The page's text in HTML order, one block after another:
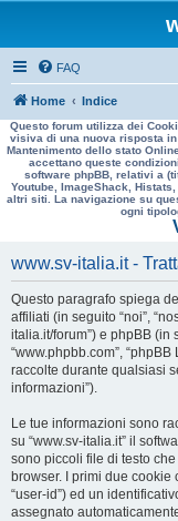
FAQ
Home Indice
Questo forum utilizza dei
visiva di una nuova risposta
Mantenimento dello stato
accettano queste
software phpBB, relativi a
Youtube, ImageShack,
altri siti. La navigazione su
ogni
www.sv-italia.it -
Questo paragrafo spiega
affiliati (in seguito “noi”,
italia.it/forum”) e phpBB (in
“www.phpbb.com”,
raccolte durante qualsiasi
informazioni”).
Le tue informazioni sono
su “www.sv-italia.it” il
sono piccoli file di testo
browser. I primi due
“user-id”) ed un
assegnato